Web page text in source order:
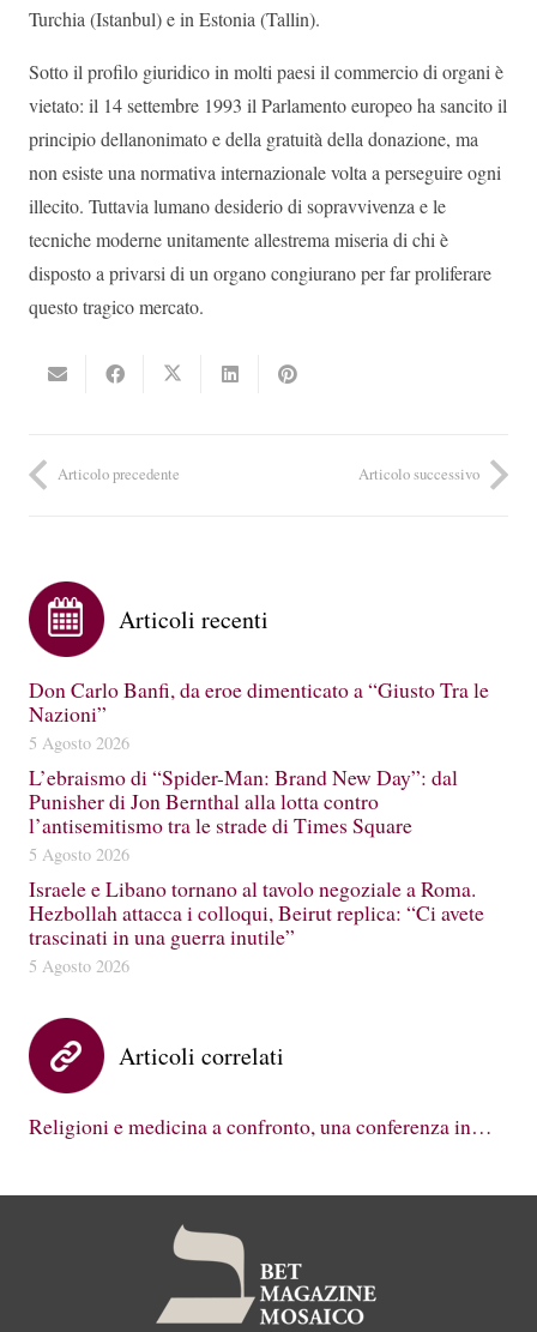
Turchia (Istanbul) e in Estonia (Tallin).
Sotto il profilo giuridico in molti paesi il commercio di organi è
vietato: il 14 settembre 1993 il Parlamento europeo ha sancito il
principio dellanonimato e della gratuità della donazione, ma
non esiste una normativa internazionale volta a perseguire ogni
illecito. Tuttavia lumano desiderio di sopravvivenza e le
tecniche moderne unitamente allestrema miseria di chi è
disposto a privarsi di un organo congiurano per far proliferare
questo tragico mercato.
Articolo precedente Articolo successivo
Articoli recenti
Don Carlo Banfi, da eroe dimenticato a “Giusto Tra le
Nazioni”
5 Agosto 2026
L’ebraismo di “Spider-Man: Brand New Day”: dal
Punisher di Jon Bernthal alla lotta contro
l’antisemitismo tra le strade di Times Square
5 Agosto 2026
Israele e Libano tornano al tavolo negoziale a Roma.
Hezbollah attacca i colloqui, Beirut replica: “Ci avete
trascinati in una guerra inutile”
5 Agosto 2026
Articoli correlati
Religioni e medicina a confronto, una conferenza in…